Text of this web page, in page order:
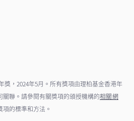
，2024年5月。所有獎項由理柏基金香港年
聯。請參閱有關獎項的頒授機構的相關網
項的標準和方法。